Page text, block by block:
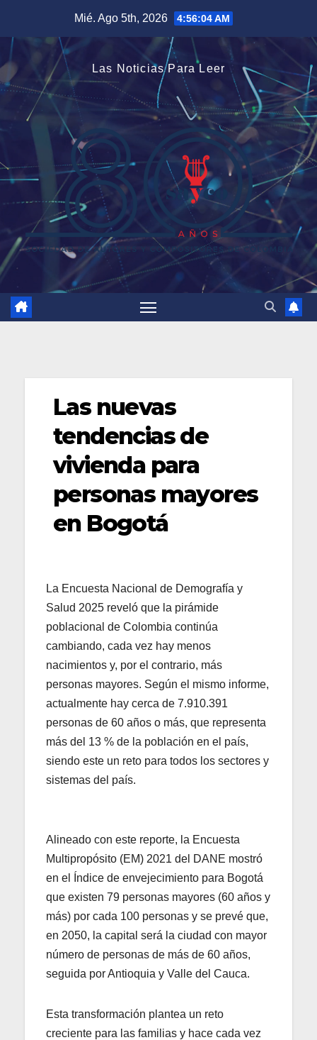
contenido
Mié. Ago 5th, 2026 4:56:05 AM
Las Noticias Para Leer
Las nuevas
tendencias de
vivienda para
personas mayores
en Bogotá
La Encuesta Nacional de Demografía y
Salud 2025 reveló que la pirámide
poblacional de Colombia continúa
cambiando, cada vez hay menos
nacimientos y, por el contrario, más
personas mayores. Según el mismo informe,
actualmente hay cerca de 7.910.391
personas de 60 años o más, que representa
más del 13 % de la población en el país,
siendo este un reto para todos los sectores y
sistemas del país.
Alineado con este reporte, la Encuesta
Multipropósito (EM) 2021 del DANE mostró
en el Índice de envejecimiento para Bogotá
que existen 79 personas mayores (60 años y
más) por cada 100 personas y se prevé que,
en 2050, la capital será la ciudad con mayor
número de personas de más de 60 años,
seguida por Antioquia y Valle del Cauca.
Esta transformación plantea un reto
creciente para las familias y hace cada vez